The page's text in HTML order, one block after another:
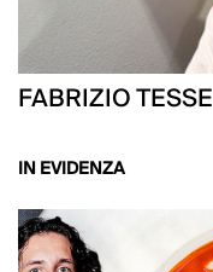
FABRIZIO TESSE
IN EVIDENZA